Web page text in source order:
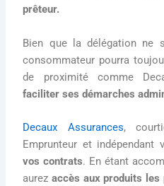
prêteur.
Bien que la délégation ne
consommateur pourra
de proximité comme
faciliter ses démarches
Decaux Assurances,
Emprunteur et indépendant
vos contrats. En étant
aurezaccès aux produits